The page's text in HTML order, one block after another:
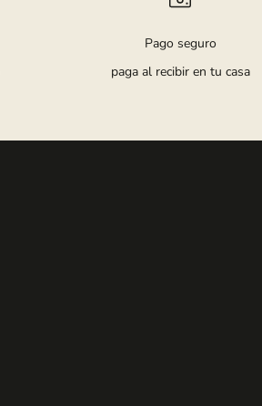
Pago seguro
paga al recibir en tu casa